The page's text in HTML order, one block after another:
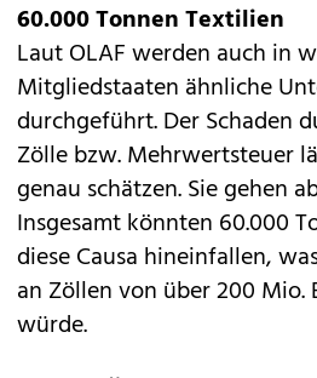
60.000 Tonnen Textilien
Laut OLAF werden auch in
Mitgliedstaaten ähnliche
durchgeführt. Der Schaden
Zölle bzw. Mehrwertsteuer
genau schätzen. Sie gehen
Insgesamt könnten 60.000
diese Causa hineinfallen,
an Zöllen von über 200 Mio.
würde.